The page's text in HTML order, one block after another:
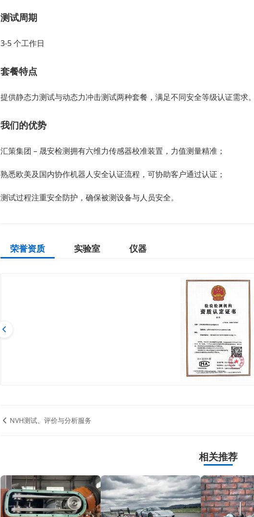
测试周期
3-5 个工作日
套餐特点
提供静态力测试与动态力冲击测试两种套餐，满足不同安全等级认证需求
我们的优势
汇策集团 – 晟安检测拥有六维力传感器校准装置，力值测量精准；
熟悉欧美及国内协作机器人安全认证流程，可协助客户通过认证；
测试过程注重安全防护，确保被测设备与人员安全。
荣誉资质 实验室 仪器
NVH测试、评价与分析服务
相关推荐